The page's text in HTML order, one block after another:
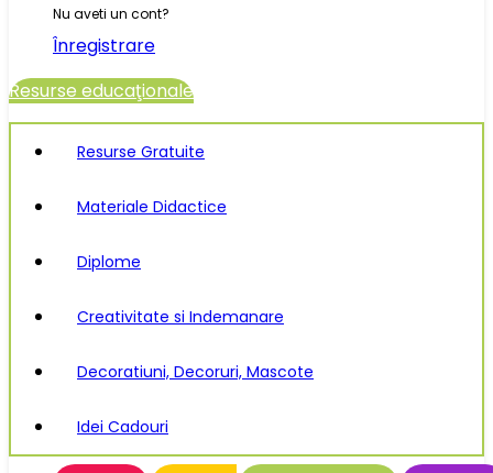
Nu aveti un cont?
Înregistrare
Resurse educaţionale
Resurse Gratuite
Materiale Didactice
Diplome
Creativitate si Indemanare
Decoratiuni, Decoruri, Mascote
Idei Cadouri